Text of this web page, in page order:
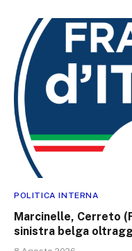
POLITICA INTERNA
Marcinelle, Cerreto
sinistra belga